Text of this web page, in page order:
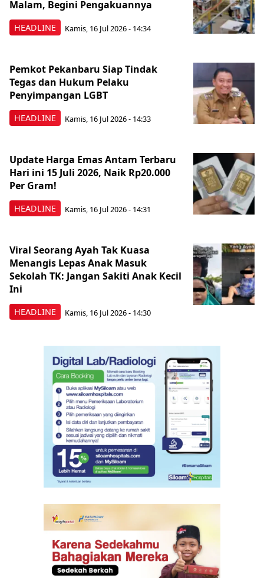
HEADLINE
Malam, Begini Pengakuannya
Kamis, 16 Jul 2026 - 14:34
HEADLINE
Pemkot Pekanbaru Siap Tindak
Tegas dan Hukum Pelaku
Penyimpangan LGBT
Kamis, 16 Jul 2026 - 14:33
HEADLINE
Update Harga Emas Antam Terbaru
Hari ini 15 Juli 2026, Naik Rp20.000
Per Gram!
Kamis, 16 Jul 2026 - 14:31
HEADLINE
Viral Seorang Ayah Tak Kuasa
Menangis Lepas Anak Masuk
Sekolah TK: Jangan Sakiti Anak Kecil
Ini
Kamis, 16 Jul 2026 - 14:30